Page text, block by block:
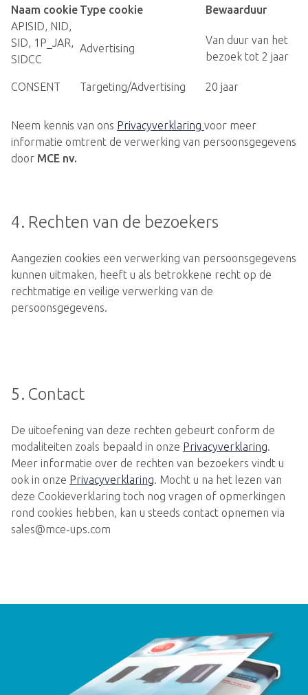
Naam cookie Type cookie
Bewaarduur
APISID, NID,
SID, 1P_JAR,
SIDCC
Advertising
Van duur van het
bezoek tot 2 jaar
CONSENT Targeting/Advertising 20 jaar
Neem kennis van ons Privacyverklaring voor meer
informatie omtrent de verwerking van persoonsgegevens
door MCE nv.
4. Rechten van de bezoekers
Aangezien cookies een verwerking van persoonsgegevens
kunnen uitmaken, heeft u als betrokkene recht op de
rechtmatige en veilige verwerking van de
persoonsgegevens.
5. Contact
De uitoefening van deze rechten gebeurt conform de
modaliteiten zoals bepaald in onze Privacyverklaring.
Meer informatie over de rechten van bezoekers vindt u
ook in onze Privacyverklaring. Mocht u na het lezen van
deze Cookieverklaring toch nog vragen of opmerkingen
rond cookies hebben, kan u steeds contact opnemen via
sales@mce-ups.com